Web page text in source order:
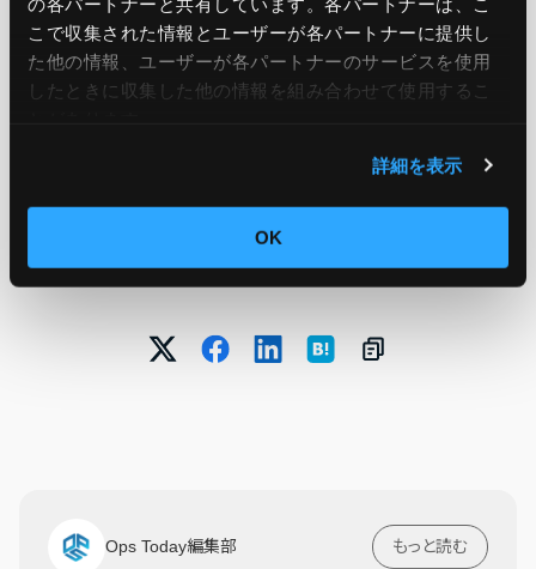
こで収集された情報とユーザーが各パートナーに提供し
た他の情報、ユーザーが各パートナーのサービスを使用
したときに収集した他の情報を組み合わせて使用​​するこ
詳細を表示
OK
features, see thedocumentation.
この記事をシェア
Ops Today編集部 もっと読む